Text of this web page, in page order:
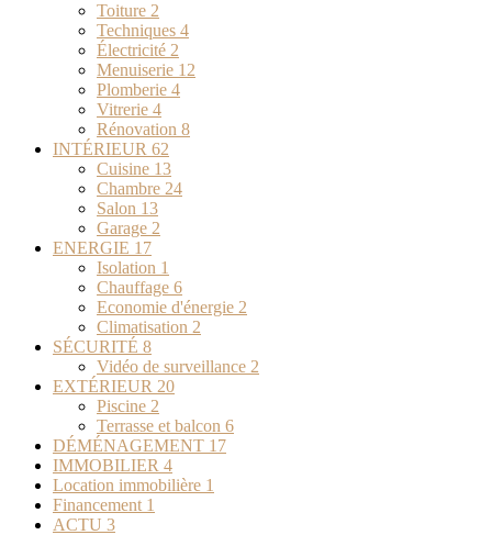
Toiture 2
Techniques 4
Électricité 2
Menuiserie 12
Plomberie 4
Vitrerie 4
Rénovation 8
INTÉRIEUR 62
Cuisine 13
Chambre 24
Salon 13
Garage 2
ENERGIE 17
Isolation 1
Chauffage 6
Economie d'énergie 2
Climatisation 2
SÉCURITÉ 8
Vidéo de surveillance 2
EXTÉRIEUR 20
Piscine 2
Terrasse et balcon 6
DÉMÉNAGEMENT 17
IMMOBILIER 4
Location immobilière 1
Financement 1
ACTU 3